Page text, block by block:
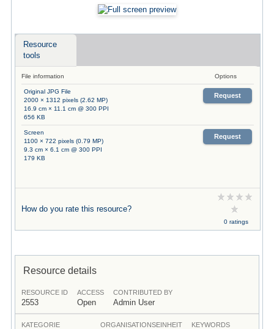
Resource
tools
File information Options
Original JPG File
2000 × 1312 pixels (2.62 MP)
16.9 cm × 11.1 cm @ 300 PPI
656 KB
Request
Screen
1100 × 722 pixels (0.79 MP)
9.3 cm × 6.1 cm @ 300 PPI
179 KB
Request
How do you rate this resource?
0 ratings
Resource details
RESOURCE ID
2553
ACCESS
Open
CONTRIBUTED BY
Admin User
KATEGORIE ORGANISATIONSEINHEIT KEYWORDS